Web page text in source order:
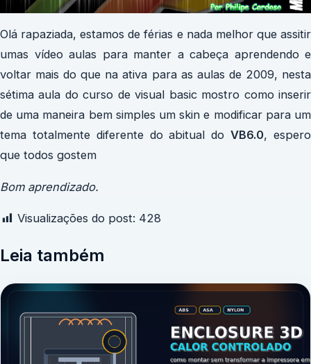
Olá rapaziada, estamos de férias e nada melhor que assitir
umas vídeo aulas para manter a cabeça aprendendo e
voltar mais do que na ativa para as aulas de 2009, nesta
sétima aula do curso de visual basic mostro como inserir
de uma maneira bem simples um skin e modificar para um
tema totalmente diferente do abitual doVB6.0, espero
que todos gostem
Bom aprendizado.
Visualizações do post: 428
Leia também